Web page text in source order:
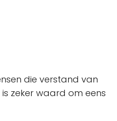
die verstand van
zeker waard om eens